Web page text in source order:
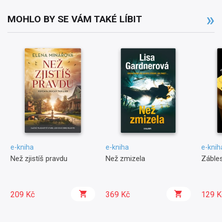
MOHLO BY SE VÁM TAKÉ LÍBIT
e-kniha
Než zjistíš pravdu
209 Kč
e-kniha
Než zmizela
369 Kč
e-
129